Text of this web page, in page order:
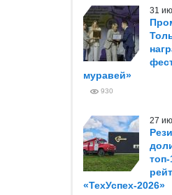
31
муравей»
930
27
«ТехУспех-2026»